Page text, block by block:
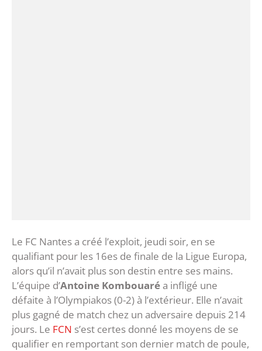
Le FC Nantes a créé l’exploit, jeudi soir, en se
qualifiant pour les 16es de finale de la Ligue Europa,
alors qu’il n’avait plus son destin entre ses mains.
L’équipe d’Antoine Kombouaréa infligé une
défaite à l’Olympiakos (0-2) à l’extérieur. Elle n’avait
plus gagné de match chez un adversaire depuis 214
jours. Le FCN s’est certes donné les moyens de se
qualifier en remportant son dernier match de poule,